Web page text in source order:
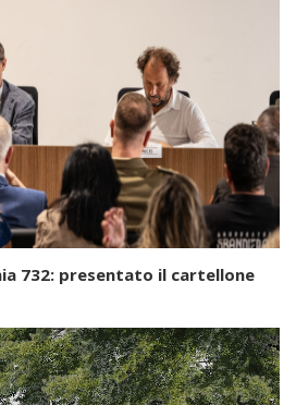
732: presentato il cartellone